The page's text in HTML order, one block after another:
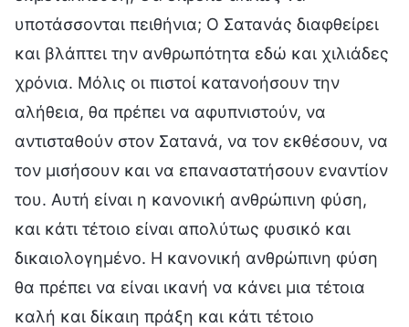
υποτάσσονται πειθήνια; Ο Σατανάς διαφθείρει
και βλάπτει την ανθρωπότητα εδώ και χιλιάδες
χρόνια. Μόλις οι πιστοί κατανοήσουν την
αλήθεια, θα πρέπει να αφυπνιστούν, να
αντισταθούν στον Σατανά, να τον εκθέσουν, να
τον μισήσουν και να επαναστατήσουν εναντίον
του. Αυτή είναι η κανονική ανθρώπινη φύση,
και κάτι τέτοιο είναι απολύτως φυσικό και
δικαιολογημένο. Η κανονική ανθρώπινη φύση
θα πρέπει να είναι ικανή να κάνει μια τέτοια
καλή και δίκαιη πράξη και κάτι τέτοιο